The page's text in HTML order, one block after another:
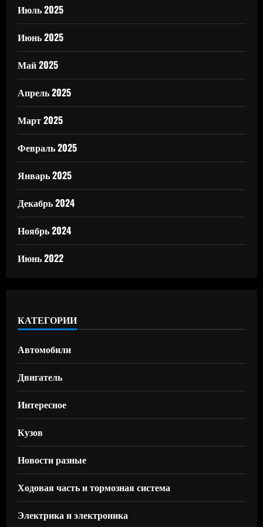
Июль 2025
Июнь 2025
Май 2025
Апрель 2025
Март 2025
Февраль 2025
Январь 2025
Декабрь 2024
Ноябрь 2024
Июнь 2022
КАТЕГОРИИ
Автомобили
Двигатель
Интересное
Кузов
Новости разные
Ходовая часть и тормозная система
Электрика и электроника